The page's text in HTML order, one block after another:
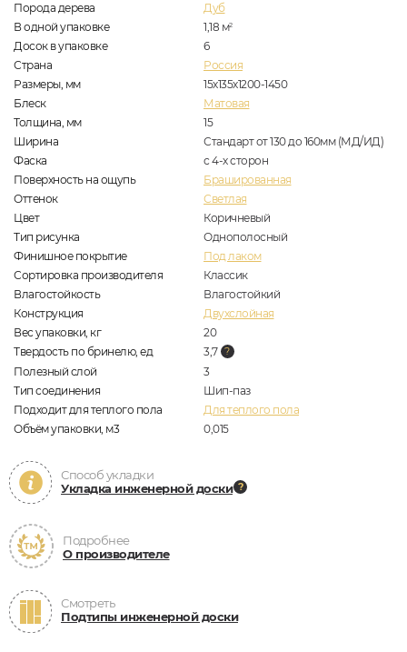
Порода дерева
Дуб
В одной упаковке
1,18 м2
Досок в упаковке
6
Страна
Россия
Размеры, мм
15х135х1200-1450
Блеск
Матовая
Толщина, мм
15
Ширина
Стандарт от 130 до 160мм (МД/ИД)
Фаска
с 4-х сторон
Поверхность на ощупь
Брашированная
Оттенок
Светлая
Цвет
Коричневый
Тип рисунка
Однополосный
Финишное покрытие
Под лаком
Сортировка производителя
Классик
Влагостойкость
Влагостойкий
Конструкция
Двухслойная
Вес упаковки, кг
20
Твердость по бринелю, ед
3,7
Полезный слой
3
Тип соединения
Шип-паз
Подходит для теплого пола
Для теплого пола
Объём упаковки, м3
0,015
Способ укладки
Укладка инженерной доски
Подробнее
О производителе
Смотреть
Подтипы инженерной доски